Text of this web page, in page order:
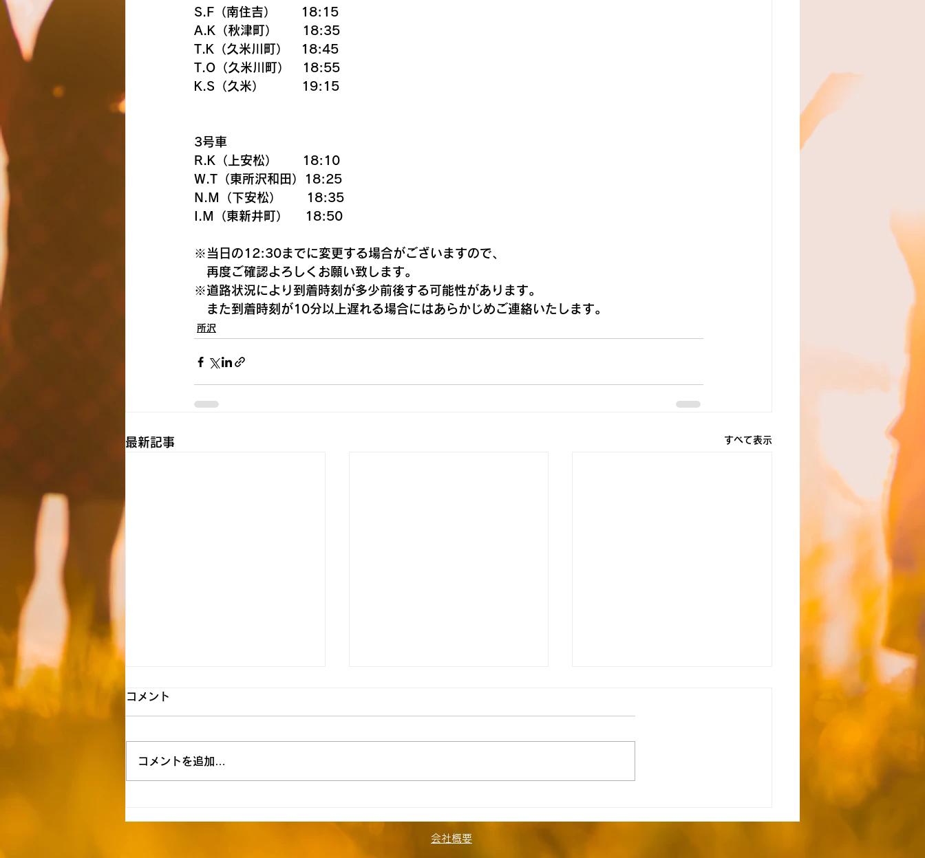
S.F（南住吉）　　18:15
A.K（秋津町）　　18:35
T.K（久米川町）   18:45
T.O（久米川町）　18:55
K.S（久米）　  　 19:15
3号車
R.K（上安松）　　18:10
W.T（東所沢和田）18:25
N.M（下安松）　　18:35
I.M（東新井町） 　18:50
※当日の12:30までに変更する場合がございますので、
再度ご確認よろしくお願い致します。
※道路状況により到着時刻が多少前後する可能性があります。
また到着時刻が10分以上遅れる場合にはあらかじめご連絡いたします。
所沢
最新記事 すべて表示
【所沢】☆8月6日（木）送迎
時間お知らせ☆
リンクを参照ください↓★
https://docs.google.com/form
時間お知らせ☆
https://docs.google.com/form
edit ≪自宅お迎え≫ 1号車
お知らせ☆のコピー
https://docs.google.com/form
コメント
コメントを追加…
会社概要